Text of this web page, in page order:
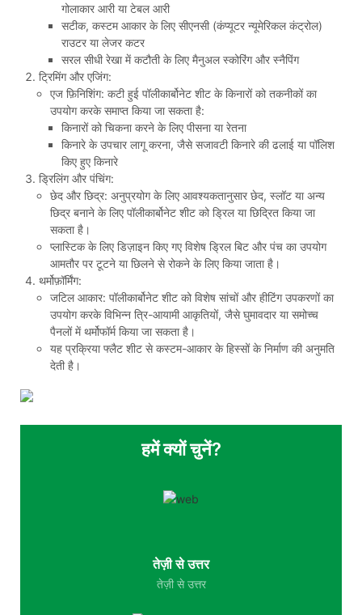
गोलाकार आरी या टेबल आरी
सटीक, कस्टम आकार के लिए सीएनसी (कंप्यूटर न्यूमेरिकल कंट्रोल)
राउटर या लेजर कटर
सरल सीधी रेखा में कटौती के लिए मैनुअल स्कोरिंग और स्नैपिंग
ट्रिमिंग और एजिंग:
एज फ़िनिशिंग: कटी हुई पॉलीकार्बोनेट शीट के किनारों को तकनीकों का
उपयोग करके समाप्त किया जा सकता है:
किनारों को चिकना करने के लिए पीसना या रेतना
किनारे के उपचार लागू करना, जैसे सजावटी किनारे की ढलाई या पॉलिश
किए हुए किनारे
ड्रिलिंग और पंचिंग:
छेद और छिद्र: अनुप्रयोग के लिए आवश्यकतानुसार छेद, स्लॉट या अन्य
छिद्र बनाने के लिए पॉलीकार्बोनेट शीट को ड्रिल या छिद्रित किया जा
सकता है।
प्लास्टिक के लिए डिज़ाइन किए गए विशेष ड्रिल बिट और पंच का उपयोग
आमतौर पर टूटने या छिलने से रोकने के लिए किया जाता है।
थर्मोफ़ॉर्मिंग:
जटिल आकार: पॉलीकार्बोनेट शीट को विशेष सांचों और हीटिंग उपकरणों का
उपयोग करके विभिन्न त्रि-आयामी आकृतियों, जैसे घुमावदार या समोच्च
पैनलों में थर्मोफॉर्म किया जा सकता है।
यह प्रक्रिया फ्लैट शीट से कस्टम-आकार के हिस्सों के निर्माण की अनुमति
देती है।
हमें क्यों चुनें?
तेज़ी से उत्तर
तेज़ी से उत्तर